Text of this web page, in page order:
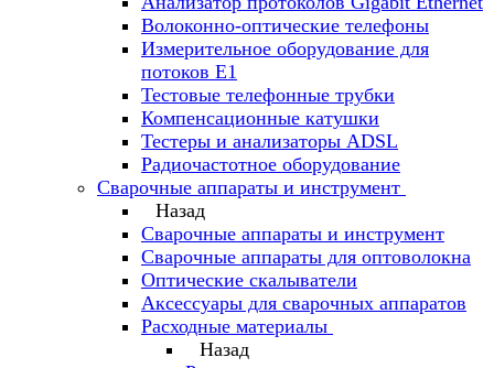
Волоконно-оптические телефоны
Измерительное оборудование для
потоков Е1
Тестовые телефонные трубки
Компенсационные катушки
Тестеры и анализаторы ADSL
Радиочастотное оборудование
Сварочные аппараты и инструмент
Назад
Сварочные аппараты и инструмент
Сварочные аппараты для оптоволокна
Оптические скалыватели
Аксессуары для сварочных аппаратов
Расходные материалы
Назад